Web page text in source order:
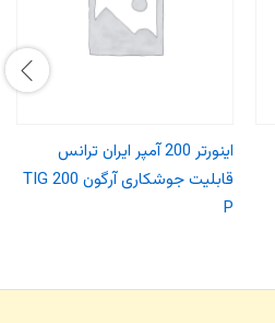
اینورتر 200 آمپر ایران ترانس
قابلیت جوشکاری آرگون TIG 200
P